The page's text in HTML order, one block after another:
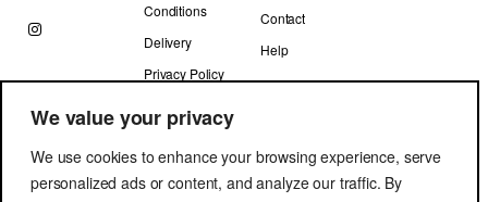
We value your privacy
We use cookies to enhance your browsing experience, serve
personalized ads or content, and analyze our traffic. By
Conditions
Delivery
Privacy Policy
Contact
Help